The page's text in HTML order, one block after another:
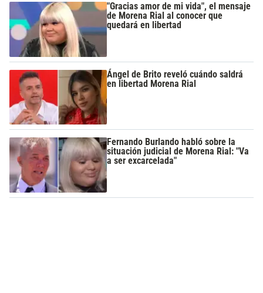
"Gracias amor de mi vida", el mensaje
de Morena Rial al conocer que
quedará en libertad
Ángel de Brito reveló cuándo saldrá
en libertad Morena Rial
Fernando Burlando habló sobre la
situación judicial de Morena Rial: "Va
a ser excarcelada"